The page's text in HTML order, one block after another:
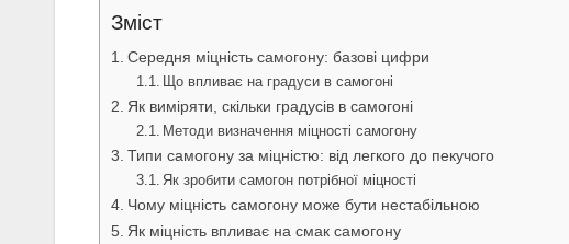
Зміст
Середня міцність самогону: базові цифри
Що впливає на градуси в самогоні
Як виміряти, скільки градусів в самогоні
Методи визначення міцності самогону
Типи самогону за міцністю: від легкого до пекучого
Як зробити самогон потрібної міцності
Чому міцність самогону може бути нестабільною
Як міцність впливає на смак самогону